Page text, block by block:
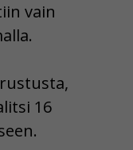
vain
16